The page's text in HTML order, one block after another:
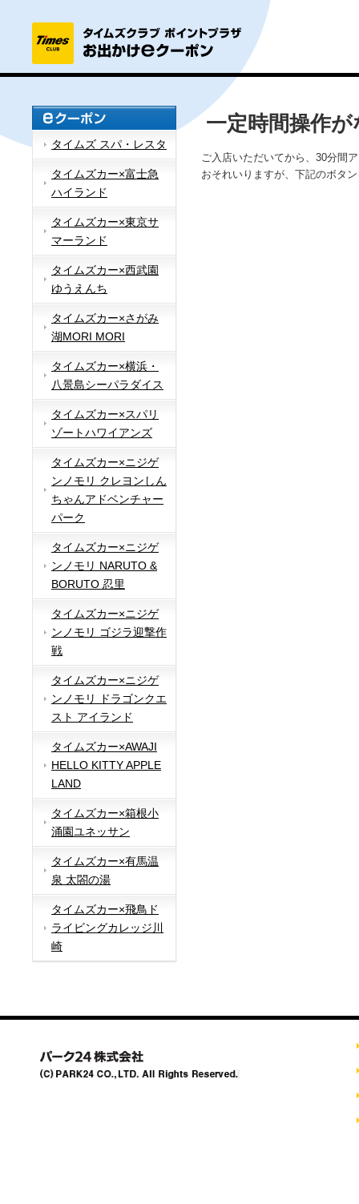
タイムズ スパ・レスタ
タイムズカー×富士急
ハイランド
タイムズカー×東京サ
マーランド
タイムズカー×西武園
ゆうえんち
タイムズカー×さがみ
湖MORI MORI
タイムズカー×横浜・
八景島シーパラダイス
タイムズカー×スパリ
ゾートハワイアンズ
タイムズカー×ニジゲ
ンノモリ クレヨンしん
ちゃんアドベンチャー
パーク
タイムズカー×ニジゲ
ンノモリ NARUTO &
BORUTO 忍里
タイムズカー×ニジゲ
ンノモリ ゴジラ迎撃作
戦
タイムズカー×ニジゲ
ンノモリ ドラゴンクエ
スト アイランド
タイムズカー×AWAJI
HELLO KITTY APPLE
LAND
タイムズカー×箱根小
涌園ユネッサン
タイムズカー×有馬温
泉 太閤の湯
タイムズカー×飛鳥ド
ライビングカレッジ川
崎
一定時間操作
ご入店いただいてから、30分間
おそれいりますが、下記のボタ